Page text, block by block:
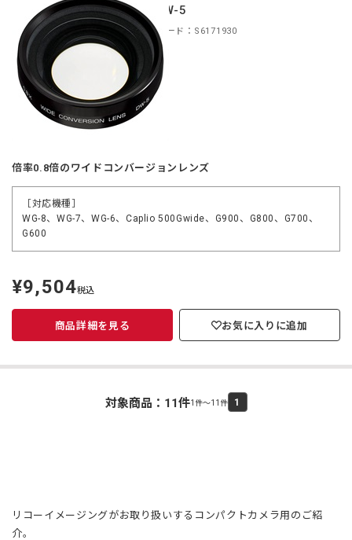
ズ DW-5
商品コード：S6171930
倍率0.8倍のワイドコンバージョンレンズ
［対応機種］
WG-8、WG-7、WG-6、Caplio 500Gwide、G900、G800、G700、
G600
定
価
¥9,504税込
商品詳細を見る お気に入りに追加
対象商品： 11件1件～11件 1
リコーイメージングがお取り扱いするコンパクトカメラ用のご紹
介。